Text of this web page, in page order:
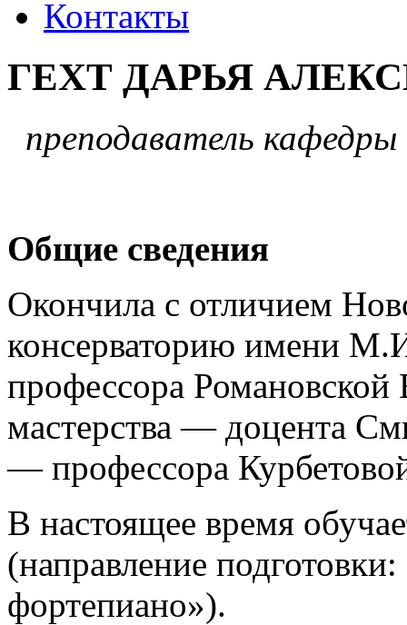
Контакты
ГЕХТ ДАРЬЯ
преподаватель
Общие сведения
Окончила с отличием
консерваторию имени
профессора Романовской
мастерства — доцента
— профессора
В настоящее время
(направление
фортепиано»).